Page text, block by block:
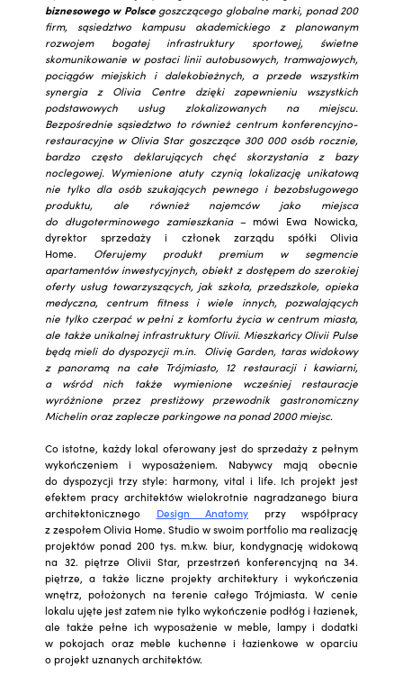
biznesowego w Polscegoszczącego globalne marki, ponad 200
firm, sąsiedztwo kampusu akademickiego z planowanym
rozwojem bogatej infrastruktury sportowej, świetne
skomunikowanie w postaci linii autobusowych, tramwajowych,
pociągów miejskich i dalekobieżnych, a przede wszystkim
synergia z Olivia Centre dzięki zapewnieniu wszystkich
podstawowych usług zlokalizowanych na miejscu.
Bezpośrednie sąsiedztwo to również centrum konferencyjno-
restauracyjne w Olivia Star goszczące 300 000 osób rocznie,
bardzo często deklarujących chęć skorzystania z bazy
noclegowej. Wymienione atuty czynią lokalizację unikatową
nie tylko dla osób szukających pewnego i bezobsługowego
produktu, ale również najemców jako miejsca
do długoterminowego zamieszkania – mówi Ewa Nowicka,
dyrektor sprzedaży i członek zarządu spółki Olivia
Home. Oferujemy produkt premium w segmencie
apartamentów inwestycyjnych, obiekt z dostępem do szerokiej
oferty usług towarzyszących, jak szkoła, przedszkole, opieka
medyczna, centrum fitness i wiele innych, pozwalających
nie tylko czerpać w pełni z komfortu życia w centrum miasta,
ale także unikalnej infrastruktury Olivii. Mieszkańcy Olivii Pulse
będą mieli do dyspozycji m.in. Olivię Garden, taras widokowy
z panoramą na całe Trójmiasto, 12 restauracji i kawiarni,
a wśród nich także wymienione wcześniej restauracje
wyróżnione przez prestiżowy przewodnik gastronomiczny
Michelin oraz zaplecze parkingowe na ponad 2000 miejsc.
Co istotne, każdy lokal oferowany jest do sprzedaży z pełnym
wykończeniem i wyposażeniem. Nabywcy mają obecnie
do dyspozycji trzy style: harmony, vital i life. Ich projekt jest
efektem pracy architektów wielokrotnie nagradzanego biura
architektonicznego Design Anatomy
przy współpracy
z zespołem Olivia Home. Studio w swoim portfolio ma realizację
projektów ponad 200 tys. m.kw. biur, kondygnację widokową
na 32. piętrze Olivii Star, przestrzeń konferencyjną na 34.
piętrze, a także liczne projekty architektury i wykończenia
wnętrz, położonych na terenie całego Trójmiasta. W cenie
lokalu ujęte jest zatem nie tylko wykończenie podłóg i łazienek,
ale także pełne ich wyposażenie w meble, lampy i dodatki
w pokojach oraz meble kuchenne i łazienkowe w oparciu
o projekt uznanych architektów.